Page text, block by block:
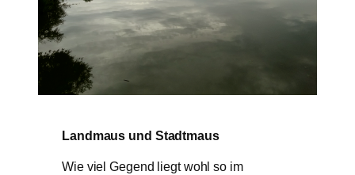
Landmaus und Stadtmaus
Wie viel Gegend liegt wohl so im